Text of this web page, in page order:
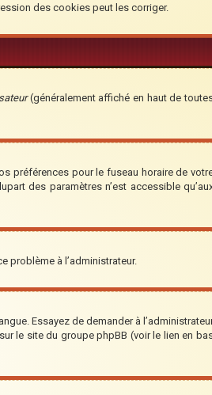
des cookies peut les corriger.
(généralement affiché en haut de
préférences pour le fuseau horaire de
des paramètres n’est accessible
problème à l’administrateur.
Essayez de demander à
le site du groupe phpBB (voir le lien en